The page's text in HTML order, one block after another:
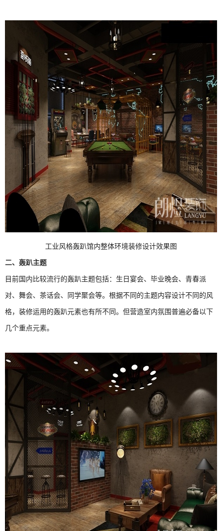
工业风格轰趴馆内整体环境装修设计效果图
二、 轰趴主题
目前国内比较流行的轰趴主题包括：生日宴会、毕业晚会、青春派
对、舞会、茶话会、同学聚会等。根据不同的主题内容设计不同的风
格，装修运用的轰趴元素也有所不同。但营造室内氛围普遍必备以下
几个重点元素。